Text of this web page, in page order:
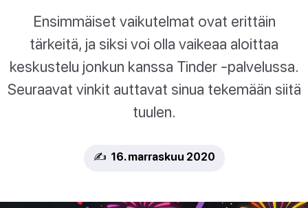
Ensimmäiset vaikutelmat ovat erittäin
tärkeitä, ja siksi voi olla vaikeaa aloittaa
keskustelu jonkun kanssa Tinder -palvelussa.
Seuraavat vinkit auttavat sinua tekemään siitä
tuulen.
✍️ 16. marraskuu 2020